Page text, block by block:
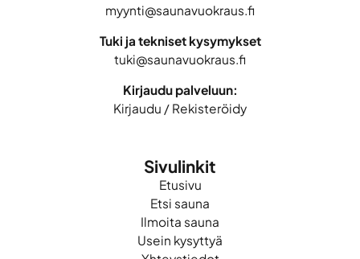
myynti@saunavuokraus.fi
Tuki ja tekniset kysymykset
tuki@saunavuokraus.fi
Kirjaudu palveluun:
Kirjaudu / Rekisteröidy
Sivulinkit
Etusivu
Etsi sauna
Ilmoita sauna
Usein kysyttyä